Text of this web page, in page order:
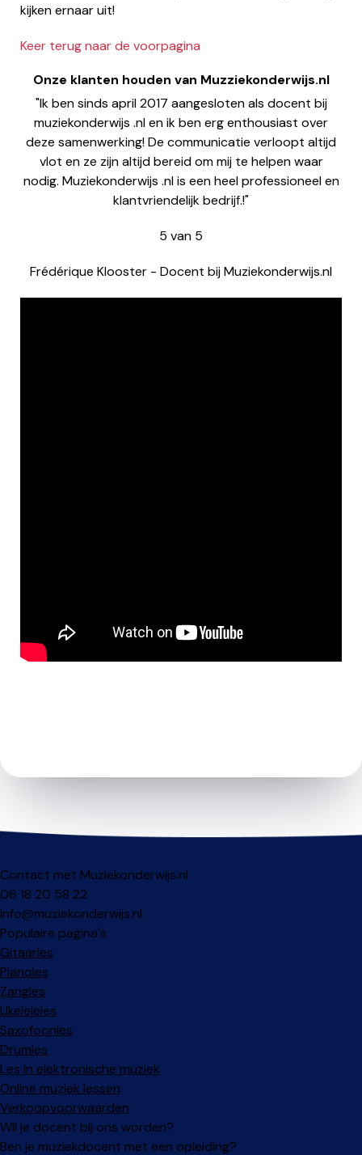
kijken ernaar uit!
Keer terug naar de voorpagina
Onze klanten houden van Muzziekonderwijs.nl
"Ik ben sinds april 2017 aangesloten als docent bij
muziekonderwijs .nl en ik ben erg enthousiast over
deze samenwerking! De communicatie verloopt altijd
vlot en ze zijn altijd bereid om mij te helpen waar
nodig. Muziekonderwijs .nl is een heel professioneel en
klantvriendelijk bedrijf.!"
5 van 5
Frédérique Klooster - Docent bij Muziekonderwijs.nl
Contact met Muziekonderwijs.nl
06 18 20 58 22
info@muziekonderwijs.nl
Populaire pagina's
Gitaarles
Pianoles
Zangles
Ukeleleles
Saxofoonles
Drumles
Les in elektronische muziek
Online muziek lessen
Verkoopvoorwaarden
Wil je docent bij ons worden?
Ben je muziekdocent met een opleiding?